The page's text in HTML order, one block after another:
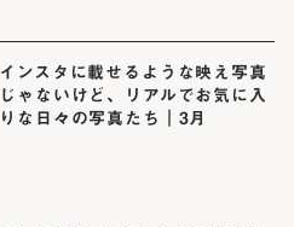
インスタに載せるような映え写真
じゃないけど、リアルでお気に入
りな日々の写真たち｜3月